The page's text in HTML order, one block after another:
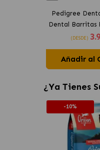
Pedigree
Dental Barritas
Medianos
(DESDE) 3
Añadir al
¿Ya Tienes
-10%